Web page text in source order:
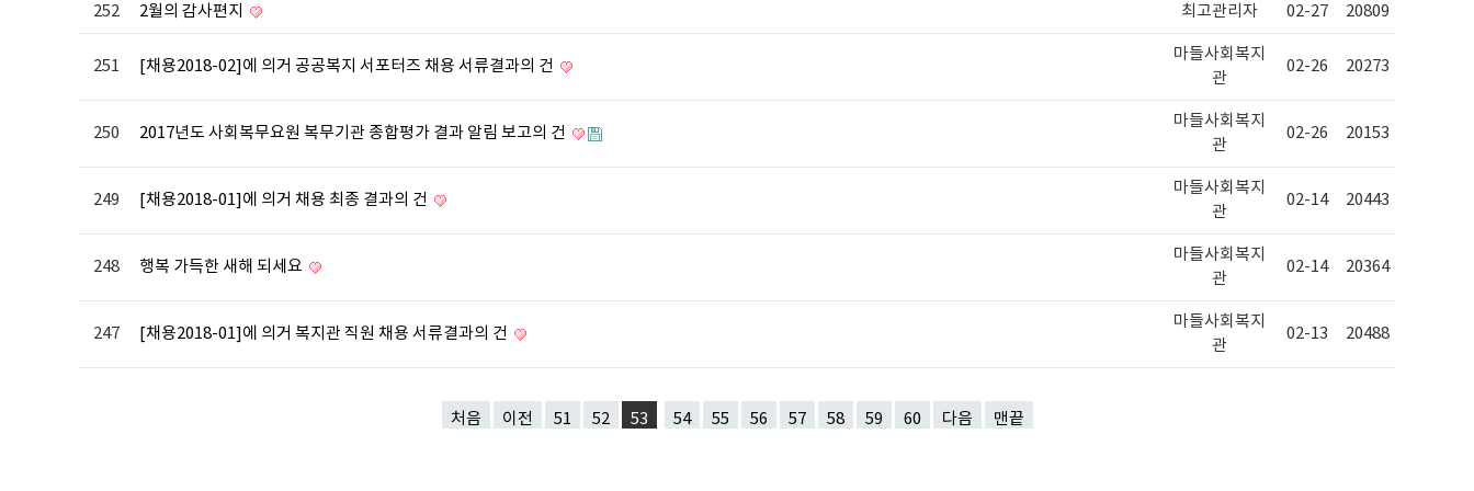
252 2월의 감사편지 최고관리자 02-27 20809
251 [채용2018-02]에 의거 공공복지 서포터즈 채용 서류결과의 건
마들사회복지
관
02-26 20273
250 2017년도 사회복무요원 복무기관 종합평가 결과 알림 보고의 건
마들사회복지
관
02-26 20153
249 [채용2018-01]에 의거 채용 최종 결과의 건
마들사회복지
관
02-14 20443
248 행복 가득한 새해 되세요
마들사회복지
관
02-14 20364
247 [채용2018-01]에 의거 복지관 직원 채용 서류결과의 건
마들사회복지
관
02-13 20488
처음 이전 51 52 53 54 55 56 57 58 59 60 다음 맨끝